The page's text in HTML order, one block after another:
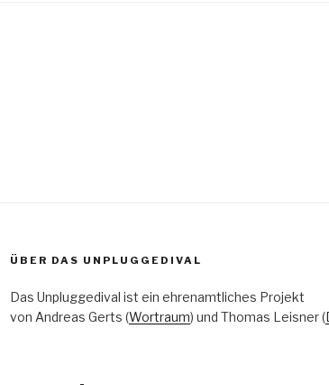
ÜBER DAS UNPLUGGEDIVAL
Das Unpluggedival ist ein ehrenamtliches Projekt
von Andreas Gerts (Wortraum) und Thomas Leisner (